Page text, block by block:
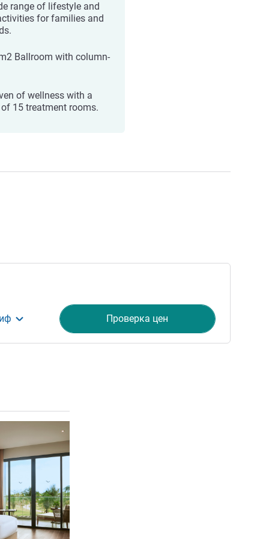
range of lifestyle and
for families and
Ballroom with column-
of wellness with a
15 treatment rooms.
Проверка цен